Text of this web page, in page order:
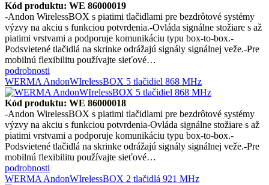
Kód produktu: WE 86000019
-Andon WirelessBOX s piatimi tlačidlami pre bezdrôtové systémy
výzvy na akciu s funkciou potvrdenia.-Ovláda signálne stožiare s až
piatimi vrstvami a podporuje komunikáciu typu box-to-box.-
Podsvietené tlačidlá na skrinke odrážajú signály signálnej veže.-Pre
mobilnú flexibilitu používajte sieťové…
podrobnosti
WERMA AndonWIrelessBOX 5 tlačidiel 868 MHz
Kód produktu: WE 86000018
-Andon WirelessBOX s piatimi tlačidlami pre bezdrôtové systémy
výzvy na akciu s funkciou potvrdenia-Ovláda signálne stožiare s až
piatimi vrstvami a podporuje komunikáciu typu box-to-box.-
Podsvietené tlačidlá na skrinke odrážajú signály signálnej veže.-Pre
mobilnú flexibilitu používajte sieťové…
podrobnosti
WERMA AndonWIrelessBOX 2 tlačidlá 921 MHz